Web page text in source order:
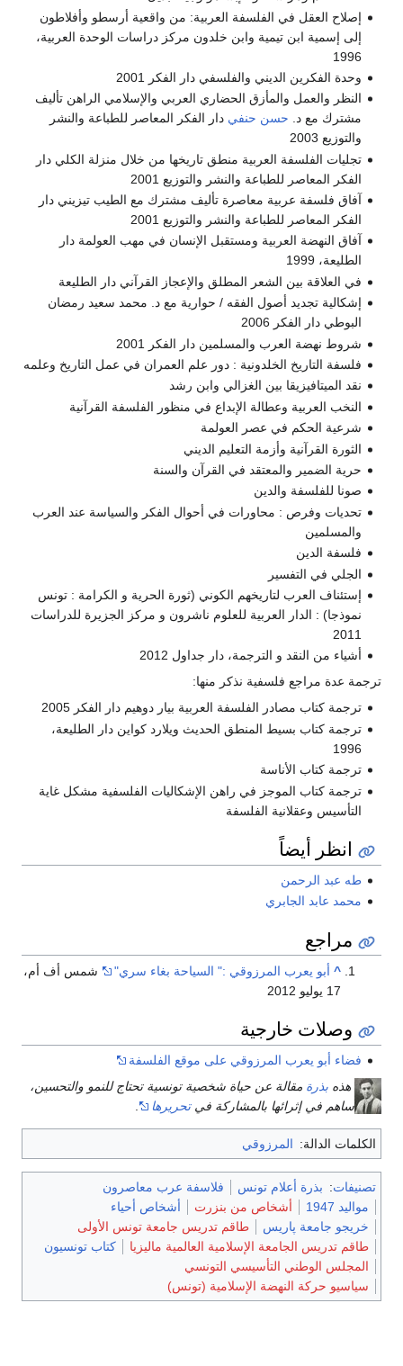
إصلاح العقل في الفلسفة العربية: من واقعية أرسطو وأفلاطون
إلى إسمية ابن تيمية وابن خلدون مركز دراسات الوحدة العربية،
1996
وحدة الفكرين الديني والفلسفي دار الفكر 2001
النظر والعمل والمأزق الحضاري العربي والإسلامي الراهن تأليف
مشترك مع د. حسن حنفي دار الفكر المعاصر للطباعة والنشر
والتوزيع 2003
تجليات الفلسفة العربية منطق تاريخها من خلال منزلة الكلي دار
الفكر المعاصر للطباعة والنشر والتوزيع 2001
آفاق فلسفة عربية معاصرة تأليف مشترك مع الطيب تيزيني دار
الفكر المعاصر للطباعة والنشر والتوزيع 2001
آفاق النهضة العربية ومستقبل الإنسان في مهب العولمة دار
الطليعة، 1999
في العلاقة بين الشعر المطلق والإعجاز القرآني دار الطليعة
إشكالية تجديد أصول الفقه / حوارية مع د. محمد سعيد رمضان
البوطي دار الفكر 2006
شروط نهضة العرب والمسلمين دار الفكر 2001
فلسفة التاريخ الخلدونية : دور علم العمران في عمل التاريخ وعلمه
نقد الميتافيزيقا بين الغزالي وابن رشد
النخب العربية وعطالة الإبداع في منظور الفلسفة القرآنية
شرعية الحكم في عصر العولمة
الثورة القرآنية وأزمة التعليم الديني
حرية الضمير والمعتقد في القرآن والسنة
صونا للفلسفة والدين
تحديات وفرص : محاورات في أحوال الفكر والسياسة عند العرب
والمسلمين
فلسفة الدين
الجلي في التفسير
إستئناف العرب لتاريخهم الكوني (ثورة الحرية و الكرامة : تونس
نموذجا) : الدار العربية للعلوم ناشرون و مركز الجزيرة للدراسات
2011
أشياء من النقد و الترجمة، دار جداول 2012
ترجمة عدة مراجع فلسفية نذكر منها:
ترجمة كتاب مصادر الفلسفة العربية بيار دوهيم دار الفكر 2005
ترجمة كتاب بسيط المنطق الحديث ويلارد كواين دار الطليعة،
1996
ترجمة كتاب الأناسة
ترجمة كتاب الموجز في راهن الإشكاليات الفلسفية مشكل غاية
التأسيس وعقلانية الفلسفة
انظر أيضاً
طه عبد الرحمن
محمد عابد الجابري
مراجع
^ أبو يعرب المرزوقي :" السياحة بغاء سري"
شمس أف أم،
17 يوليو 2012
وصلات خارجية
فضاء أبو يعرب المرزوقي على موقع الفلسفة
هذه بذرة مقالة عن حياة شخصية تونسية تحتاج للنمو والتحسين،
ساهم في إثرائها بالمشاركة فيتحريرها
الكلمات الدالة: المرزوقي
تصنيفات: بذرة أعلام تونس
فلاسفة عرب معاصرون
مواليد 1947
أشخاص من بنزرت
أشخاص أحياء
خريجو جامعة پاريس
طاقم تدريس جامعة تونس الأولى
طاقم تدريس الجامعة الإسلامية العالمية ماليزيا
كتاب تونسيون
المجلس الوطني التأسيسي التونسي
سياسيو حركة النهضة الإسلامية (تونس)